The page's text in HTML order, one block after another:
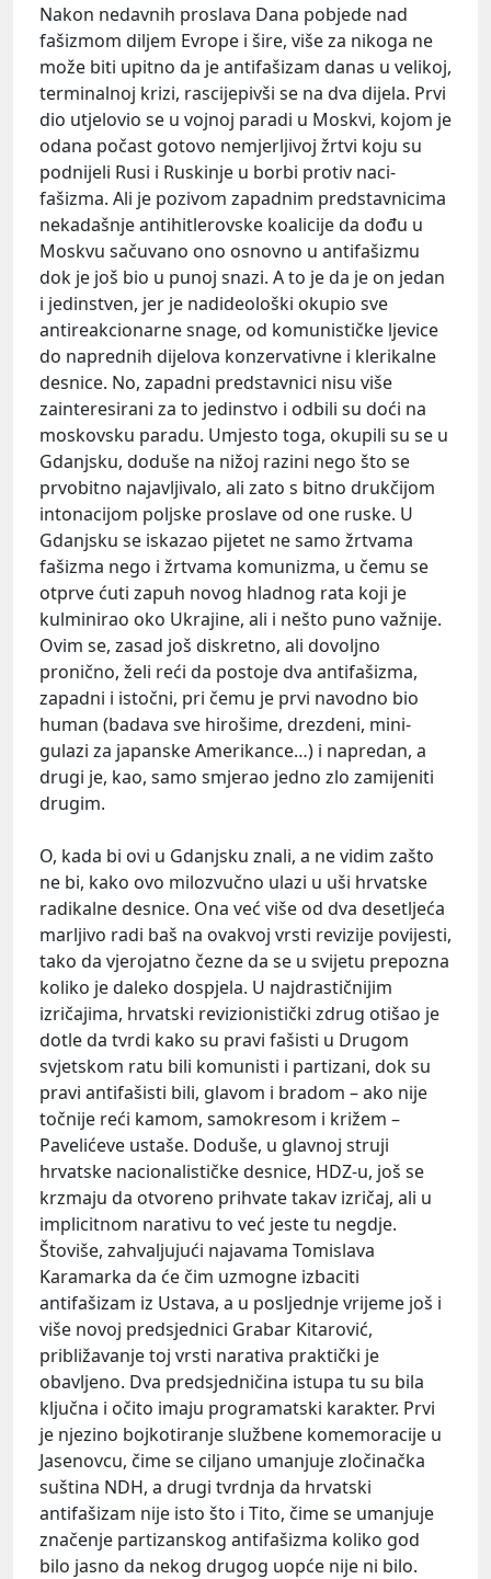
Nakon nedavnih proslava Dana pobjede nad
fašizmom diljem Evrope i šire, više za nikoga ne
može biti upitno da je antifašizam danas u velikoj,
terminalnoj krizi, rascijepivši se na dva dijela. Prvi
dio utjelovio se u vojnoj paradi u Moskvi, kojom je
odana počast gotovo nemjerljivoj žrtvi koju su
podnijeli Rusi i Ruskinje u borbi protiv naci-
fašizma. Ali je pozivom zapadnim predstavnicima
nekadašnje antihitlerovske koalicije da dođu u
Moskvu sačuvano ono osnovno u antifašizmu
dok je još bio u punoj snazi. A to je da je on jedan
i jedinstven, jer je nadideološki okupio sve
antireakcionarne snage, od komunističke ljevice
do naprednih dijelova konzervativne i klerikalne
desnice. No, zapadni predstavnici nisu više
zainteresirani za to jedinstvo i odbili su doći na
moskovsku paradu. Umjesto toga, okupili su se u
Gdanjsku, doduše na nižoj razini nego što se
prvobitno najavljivalo, ali zato s bitno drukčijom
intonacijom poljske proslave od one ruske. U
Gdanjsku se iskazao pijetet ne samo žrtvama
fašizma nego i žrtvama komunizma, u čemu se
otprve ćuti zapuh novog hladnog rata koji je
kulminirao oko Ukrajine, ali i nešto puno važnije.
Ovim se, zasad još diskretno, ali dovoljno
pronično, želi reći da postoje dva antifašizma,
zapadni i istočni, pri čemu je prvi navodno bio
human (badava sve hirošime, drezdeni, mini-
gulazi za japanske Amerikance…) i napredan, a
drugi je, kao, samo smjerao jedno zlo zamijeniti
drugim.
O, kada bi ovi u Gdanjsku znali, a ne vidim zašto
ne bi, kako ovo milozvučno ulazi u uši hrvatske
radikalne desnice. Ona već više od dva desetljeća
marljivo radi baš na ovakvoj vrsti revizije povijesti,
tako da vjerojatno čezne da se u svijetu prepozna
koliko je daleko dospjela. U najdrastičnijim
izričajima, hrvatski revizionistički zdrug otišao je
dotle da tvrdi kako su pravi fašisti u Drugom
svjetskom ratu bili komunisti i partizani, dok su
pravi antifašisti bili, glavom i bradom – ako nije
točnije reći kamom, samokresom i križem –
Pavelićeve ustaše. Doduše, u glavnoj struji
hrvatske nacionalističke desnice, HDZ-u, još se
krzmaju da otvoreno prihvate takav izričaj, ali u
implicitnom narativu to već jeste tu negdje.
Štoviše, zahvaljujući najavama Tomislava
Karamarka da će čim uzmogne izbaciti
antifašizam iz Ustava, a u posljednje vrijeme još i
više novoj predsjednici Grabar Kitarović,
približavanje toj vrsti narativa praktički je
obavljeno. Dva predsjedničina istupa tu su bila
ključna i očito imaju programatski karakter. Prvi
je njezino bojkotiranje službene komemoracije u
Jasenovcu, čime se ciljano umanjuje zločinačka
suština NDH, a drugi tvrdnja da hrvatski
antifašizam nije isto što i Tito, čime se umanjuje
značenje partizanskog antifašizma koliko god
bilo jasno da nekog drugog uopće nije ni bilo.